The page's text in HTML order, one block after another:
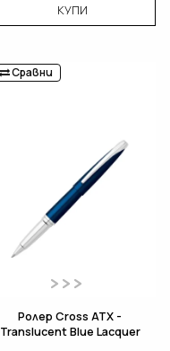
КУПИ
Сравни
Ролер Cross ATX -
Translucent Blue Lacquer